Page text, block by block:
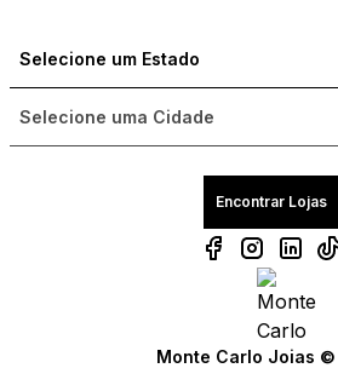
Encontrar Lojas
Monte Carlo Joias